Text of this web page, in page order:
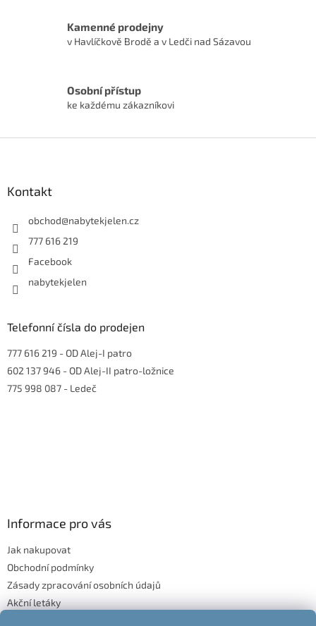
Kamenné prodejny
v Havlíčkově Brodě a v Ledči nad Sázavou
Osobní přístup
ke každému zákazníkovi
Kontakt
obchod@nabytekjelen.cz
777 616 219
Facebook
nabytekjelen
Telefonní čísla do prodejen
777 616 219 - OD Alej-I patro
602 137 946 - OD Alej-II patro-ložnice
775 998 087 - Ledeč
Informace pro vás
Jak nakupovat
Obchodní podmínky
Zásady zpracování osobních údajů
Akční letáky